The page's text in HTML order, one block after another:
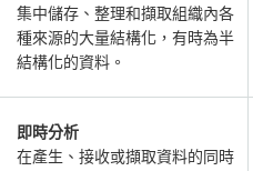
集中儲存、整理和擷取組織內各
種來源的大量結構化，有時為半
結構化的資料。
即時分析
在產生、接收或擷取資料的同時